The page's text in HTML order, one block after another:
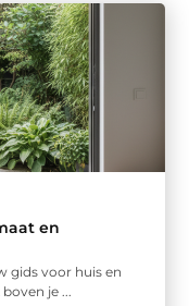
en
gids voor huis en
je ...